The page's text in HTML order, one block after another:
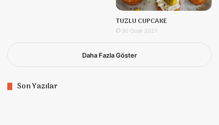
TUZLU CUPCAKE
30 Ocak 2021
Daha Fazla Göster
Son Yazılar